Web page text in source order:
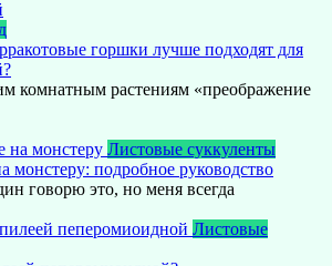
горшки лучше подходят для
комнатным растениям «преображение
Листовые суккуленты
монстеру: подробное руководство
говорю это, но меня всегда
Листовые